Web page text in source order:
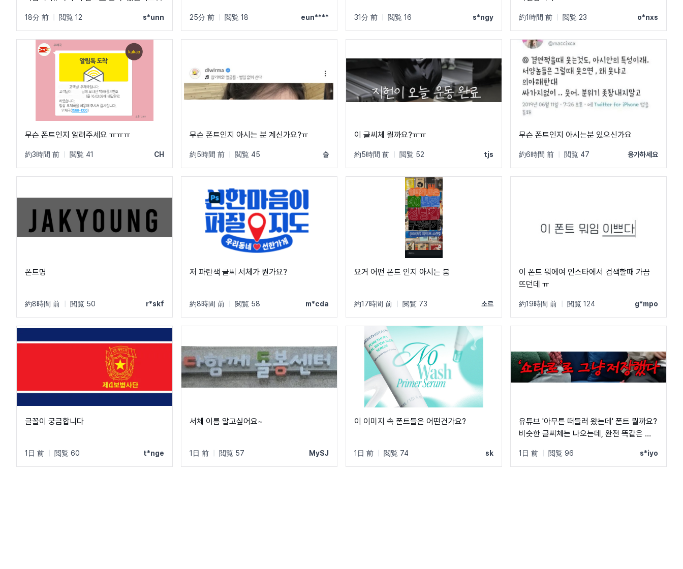
18分 前 閲覧 12 s*unn 25分 前 閲覧 18 eun**** 31分 前 閲覧 16 s*ngy 約1時間 前 閲覧 23 o*nxs
무슨 폰트인지 알려주세요 ㅠㅠㅠ
約3時間 前 閲覧 41 CH
무슨 폰트인지 아시는 분 계신가요?ㅠ
約5時間 前 閲覧 45 슬
이 글씨체 뭘까요?ㅠㅠ
約5時間 前 閲覧 52 tjs
무슨 폰트인지 아시는분 있으신가요
約6時間 前 閲覧 47 응가하세요
폰트명
約8時間 前 閲覧 50 r*skf
저 파란색 글씨 서체가 뭔가요?
約8時間 前 閲覧 58 m*cda
요거 어떤 폰트 인지 아시는 붐
約17時間 前 閲覧 73 소르
이 폰트 뭐에여 인스타에서 검색할때 가끔
뜨던데 ㅠ
約19時間 前 閲覧 124 g*mpo
글꼴이 궁금합니다
1日 前 閲覧 60 t*nge
서체 이름 알고싶어요~
1日 前 閲覧 57 MySJ
이 이미지 속 폰트들은 어떤건가요?
1日 前 閲覧 74 sk
유튜브 '아무튼 떠들러 왔는데' 폰트 뭘까요?
비슷한 글씨체는 나오는데, 완전 똑같은 폰
1日 前 閲覧 96 s*iyo